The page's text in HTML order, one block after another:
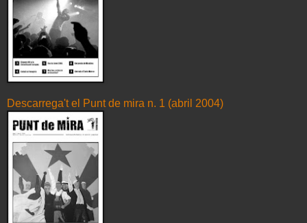
Descarrega't el Punt de mira n. 1 (abril 2004)